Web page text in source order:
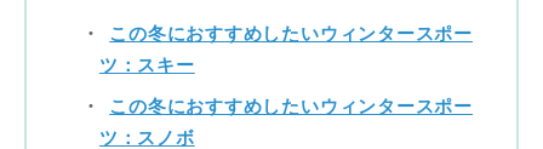
この冬におすすめしたいウィンタースポー
ツ：スキー
この冬におすすめしたいウィンタースポー
ツ：スノボ